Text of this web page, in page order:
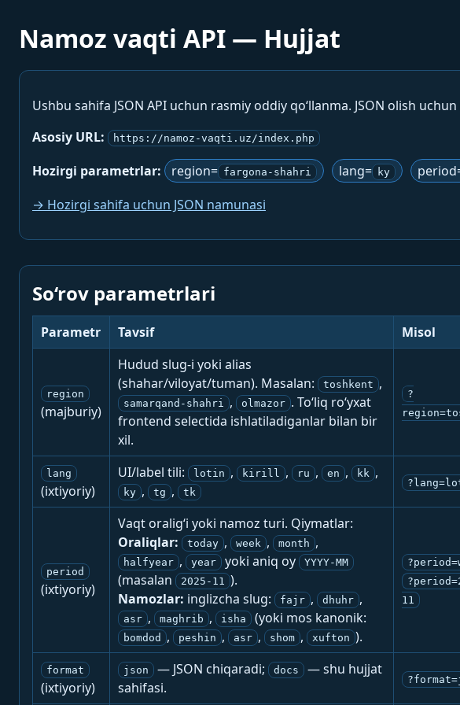
Namoz vaqti API — Hujjat
Ushbu sahifa JSON API uchun rasmiy oddiy qo‘llanma. JSON olish uchun
Asosiy URL:
https://namoz-vaqti.uz/index.php
Hozirgi parametrlar: region= fargona-shahri lang= ky
→ Hozirgi sahifa uchun JSON namunasi
So‘rov parametrlari
Parametr Tavsif Misol
region
(majburiy)
Hudud slug-i yoki alias
(shahar/viloyat/tuman). Masalan:
toshkent ,
samarqand-shahri , olmazor . To‘liq ro‘yxat
frontend selectida ishlatiladiganlar bilan bir
xil.
?
lang
(ixtiyoriy)
UI/label tili: lotin , kirill , ru , en , kk ,
ky , tg , tk
period
(ixtiyoriy)
Vaqt oralig‘i yoki namoz turi. Qiymatlar:
Oraliqlar:
today , week , month ,
halfyear , year yoki aniq oy YYYY-MM
(masalan 2025-11 ).
Namozlar: inglizcha slug: fajr , dhuhr ,
asr , maghrib , isha (yoki mos kanonik:
bomdod , peshin , asr , shom , xufton ).
11
format
(ixtiyoriy)
json — JSON chiqaradi; docs
— shu hujjat
sahifasi.